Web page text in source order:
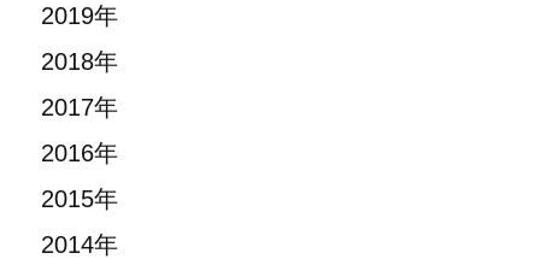
2019年
2018年
2017年
2016年
2015年
2014年